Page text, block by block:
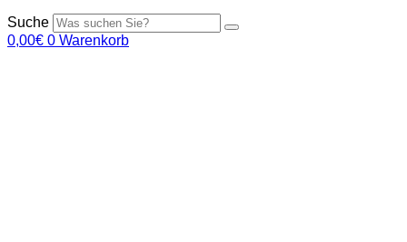
Suche
0,00€ 0 Warenkorb